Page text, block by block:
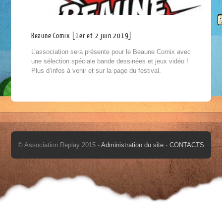
Beaune Comix [1er et 2 juin 2019]
L’association sera présente pour le Beaune Comix avec
une sélection spéciale bande dessinées et jeux vidéo !
Plus d’infos à venir et sur la page du festival.
© Association Replay 2015 - Administration du site - CONTACTS